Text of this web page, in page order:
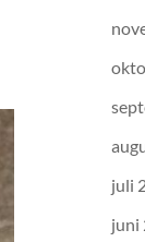
juli
juni